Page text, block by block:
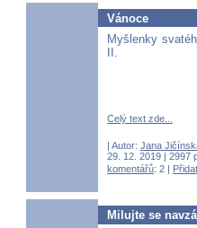
Vánoce
Myšlenky
II.
Celý text zde...
| Autor: Jana
29. 12. 2019 | 2997
komentářů: 2 |
Milujte se